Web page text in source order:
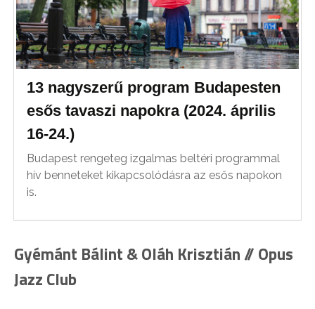
13 nagyszerű program Budapesten
esős tavaszi napokra (2024. április
16-24.)
Budapest rengeteg izgalmas beltéri programmal
hív benneteket kikapcsolódásra az esős napokon
is.
Gyémánt Bálint & Oláh Krisztián // Opus
Jazz Club